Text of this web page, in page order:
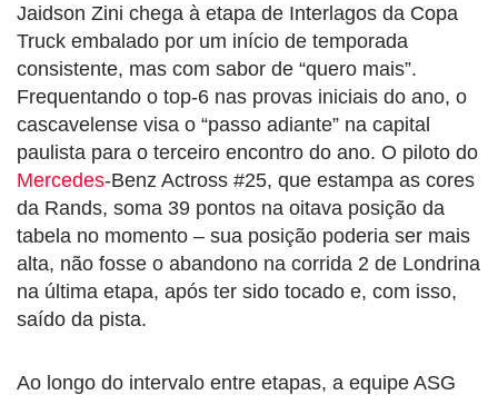
Jaidson Zini chega à etapa de Interlagos da Copa
Truck embalado por um início de temporada
consistente, mas com sabor de “quero mais”.
Frequentando o top-6 nas provas iniciais do ano, o
cascavelense visa o “passo adiante” na capital
paulista para o terceiro encontro do ano. O piloto do
Mercedes-Benz Actross #25, que estampa as cores
da Rands, soma 39 pontos na oitava posição da
tabela no momento – sua posição poderia ser mais
alta, não fosse o abandono na corrida 2 de Londrina
na última etapa, após ter sido tocado e, com isso,
saído da pista.
Ao longo do intervalo entre etapas, a equipe ASG